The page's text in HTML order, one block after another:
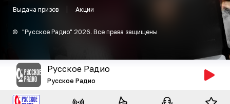
Выдача призов
Акции
© "Русское Радио" 2026. Все права защищены
Русское Радио
Русское Радио